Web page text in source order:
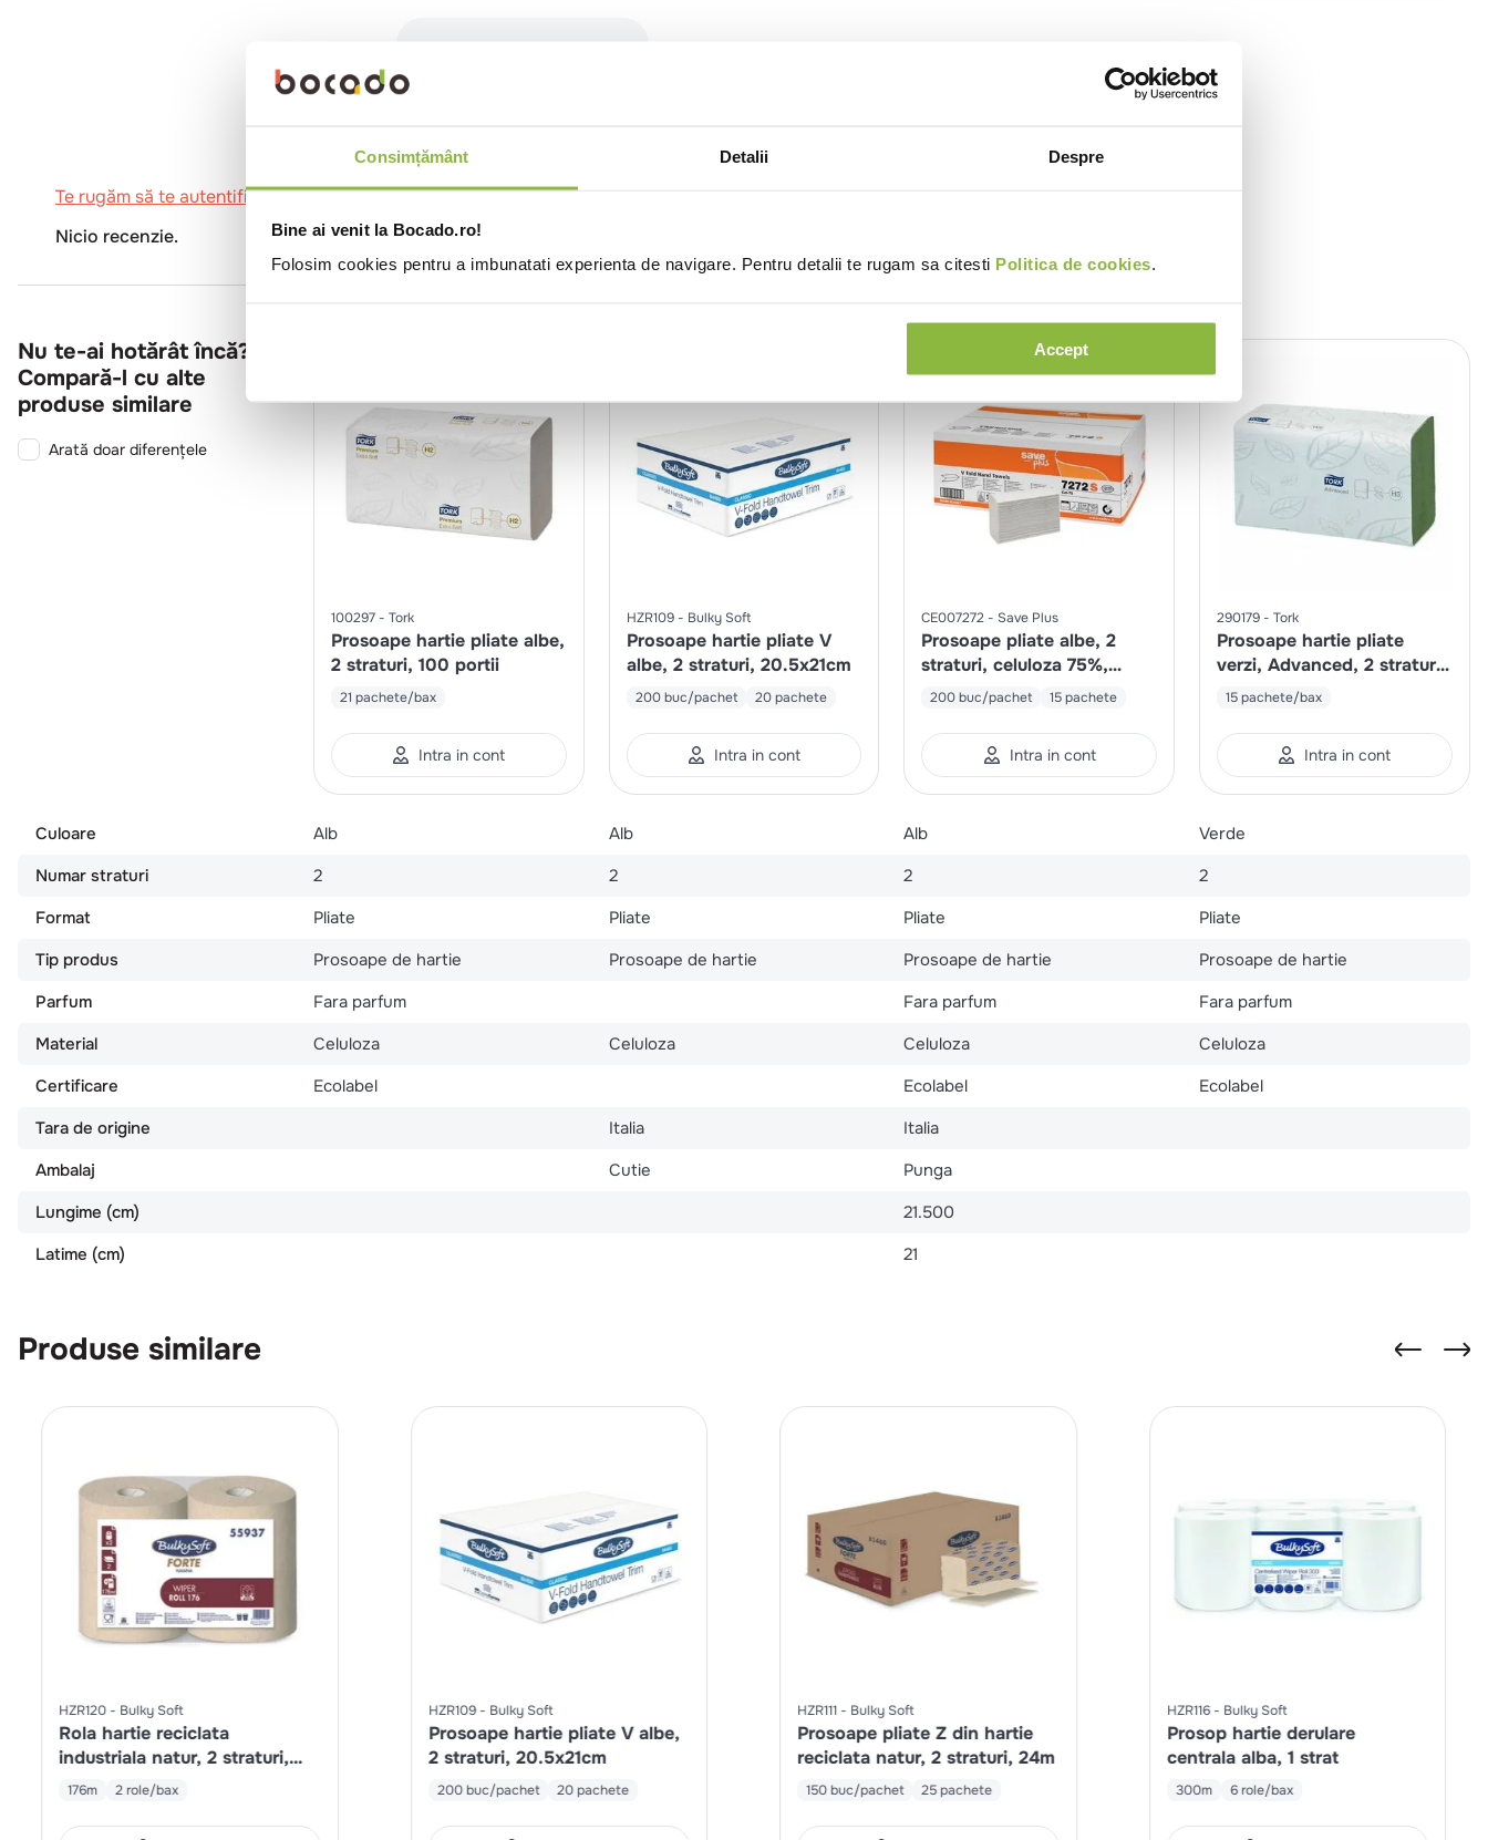
Consimțământ Detalii Despre
Bine ai venit la Bocado.ro!
Folosim cookies pentru a imbunatati experienta de navigare. Pentru detalii te rugam sa citesti Politica de cookies.
Accept
Te rugăm să te autentifici pentru a scrie o recenzie.
Nicio recenzie.
Nu te-ai hotărât încă?
Compară-l cu alte
produse similare
Arată doar diferențele
100297 Tork
Prosoape hartie pliate albe,
2 straturi, 100 portii
21 pachete/bax
Intra in cont
HZR109 Bulky Soft
Prosoape hartie pliate V
albe, 2 straturi, 20.5x21cm
200 buc/pachet 20 pachete
Intra in cont
CE007272 Save Plus
Prosoape pliate albe, 2
straturi, celuloza 75%,
21.5x21cm
200 buc/pachet 15 pachete
Intra in cont
290179 Tork
Prosoape hartie pliate
verzi, Advanced, 2 straturi,
250 portii
15 pachete/bax
Intra in cont
Culoare Alb Alb Alb
Verde
Numar straturi
2 2 2
2
Format
Pliate Pliate Pliate
Pliate
Tip produs
Prosoape de hartie Prosoape de hartie Prosoape de hartie
Prosoape de hartie
Parfum
Fara parfum Fara parfum
Fara parfum
Material
Celuloza Celuloza Celuloza
Celuloza
Certificare
Ecolabel Ecolabel
Ecolabel
Tara de origine
Italia
Italia
Ambalaj
Cutie
Punga
Lungime (cm)
21.500
Latime (cm)
21
Produse similare
HZR120 Bulky Soft
Rola hartie reciclata
industriala natur, 2 straturi,
800 portii/rola
176m 2 role/bax
HZR109 Bulky Soft
Prosoape hartie pliate V albe,
2 straturi, 20.5x21cm
200 buc/pachet 20 pachete
HZR111 Bulky Soft
Prosoape pliate Z din hartie
reciclata natur, 2 straturi, 24m
150 buc/pachet 25 pachete
HZR116 Bulky Soft
Prosop hartie derulare
centrala alba, 1 strat
300m 6 role/bax